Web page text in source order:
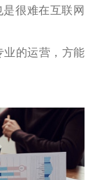
很难在互联网
业的运营，方能